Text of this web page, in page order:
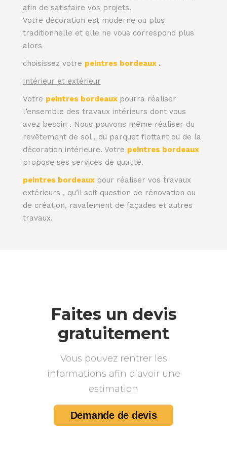
afin de satisfaire vos projets.
Votre décoration est moderne ou plus
traditionnelle et elle ne vous correspond plus
alors
choisissez votre peintres bordeaux.
Intérieur et extérieur
Votre peintres bordeaux pourra réaliser
l’ensemble des travaux intérieurs dont vous
avez besoin . Nous pouvons même réaliser du
revêtement de sol , du parquet flottant ou de la
décoration intérieure. Votre peintres bordeaux
propose ses services de qualité.
peintres bordeaux pour réaliser vos travaux
extérieurs , qu’il soit question de rénovation ou
de création, ravalement de façades et autres
travaux.
Faites un devis
gratuitement
Vous pouvez rentrer les
informations afin d’avoir une
estimation